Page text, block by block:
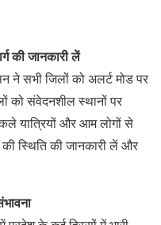
की जानकारी लें
ने सभी जिलों को अलर्ट मोड पर
को संवेदनशील स्थानों पर
यात्रियों और आम लोगों से
की स्थिति की जानकारी लें और